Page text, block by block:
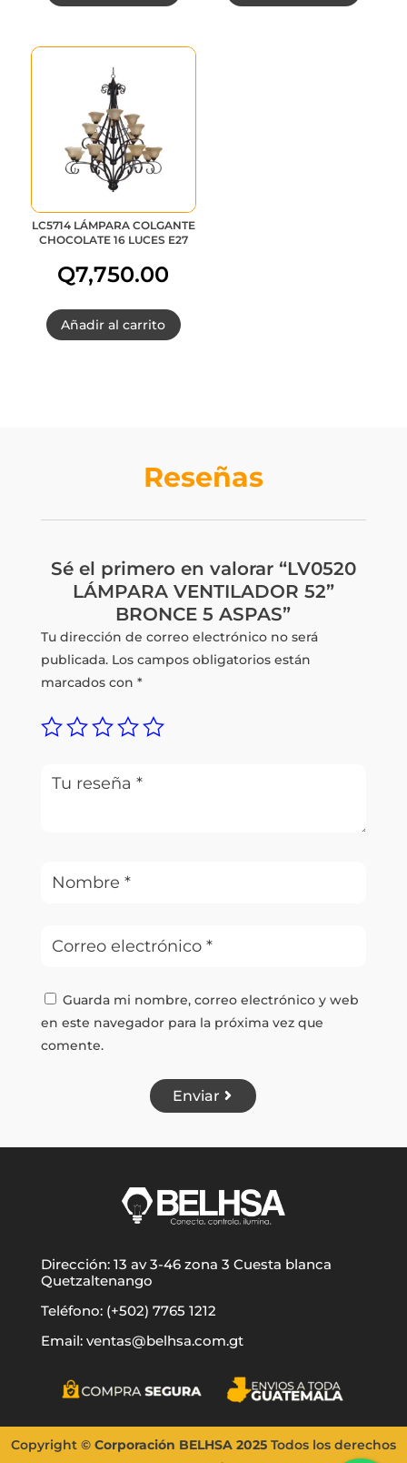
LC5714 LÁMPARA COLGANTE
CHOCOLATE 16 LUCES E27
Q7,750.00
Añadir al carrito
Reseñas
Sé el primero en valorar “LV0520
LÁMPARA VENTILADOR 52”
BRONCE 5 ASPAS”
Tu dirección de correo electrónico no será
publicada. Los campos obligatorios están
marcados con *
Guarda mi nombre, correo electrónico y web
en este navegador para la próxima vez que
comente.
Enviar
Dirección: 13 av 3-46 zona 3 Cuesta blanca
Quetzaltenango
Teléfono: (+502) 7765 1212
Email: ventas@belhsa.com.gt
Copyright © Corporación BELHSA 2025 Todos los derechos